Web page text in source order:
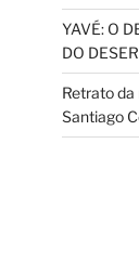
YAVÉ: O
DO
Retrato da
Santiago